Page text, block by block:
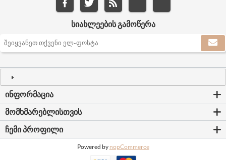
ᲡᲘᲐᲮᲚᲔᲔᲑᲘᲡ ᲒᲐᲛᲝᲬᲔᲠᲐ
ᲘᲜᲤᲝᲠᲛᲐᲪᲘᲐ
ᲛᲝᲛᲮᲛᲐᲠᲔᲑᲚᲘᲡᲗᲕᲘᲡ
ᲩᲔᲛᲘ ᲞᲠᲝᲤᲘᲚᲘ
Powered by nopCommerce